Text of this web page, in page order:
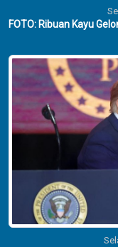
FOTO: Ribuan Kayu